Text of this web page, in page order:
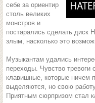
себе за ориентир
столь великих
монстров и
постарались сделать диск
злым, насколько это
Музыкантам удались
переходы. Чувство тревоги
клавишные, которые ничем
выделяются, но свою
Приятным сюрпризом стал